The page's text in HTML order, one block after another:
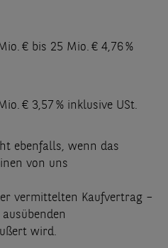
€ bis 25 Mio. € 4,76 %
€ 3,57 % inklusive USt.
ebenfalls, wenn das
von uns
vermittelten Kaufvertrag –
wird.